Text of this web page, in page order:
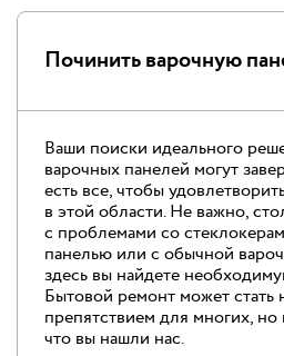
Починить варочную
Ваши поиски идеального
варочных панелей могут
есть все, чтобы
в этой области. Не важно,
с проблемами со
панелью или с обычной
здесь вы найдете
Бытовой ремонт может
препятствием для многих,
что вы нашли нас.